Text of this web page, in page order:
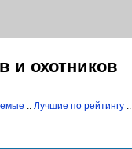
и охотников
:: Лучшие по рейтингу::